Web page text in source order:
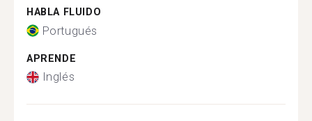
HABLA FLUIDO
Portugués
APRENDE
Inglés